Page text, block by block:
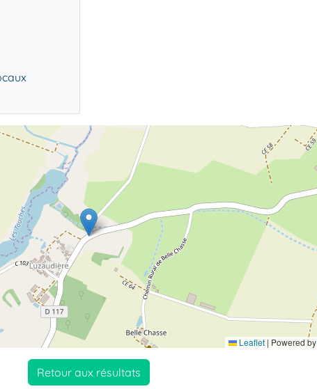
Leaflet | Powered by
Retour aux résultats